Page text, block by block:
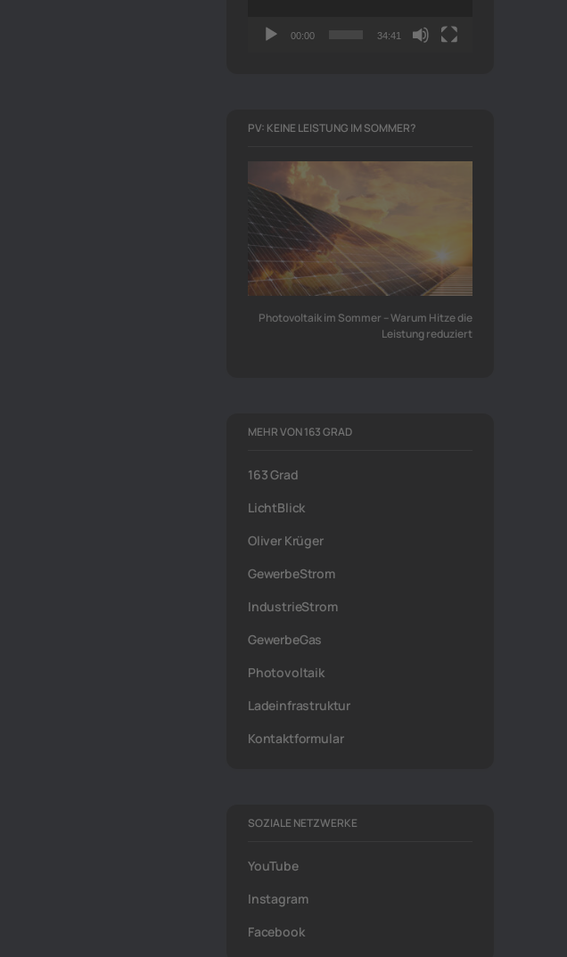
00:00 34:41
PV: KEINE LEISTUNG IM SOMMER?
Photovoltaik im Sommer – Warum Hitze die
Leistung reduziert
MEHR VON 163 GRAD
163 Grad
LichtBlick
Oliver Krüger
GewerbeStrom
IndustrieStrom
GewerbeGas
Photovoltaik
Ladeinfrastruktur
Kontaktformular
SOZIALE NETZWERKE
YouTube
Instagram
Facebook